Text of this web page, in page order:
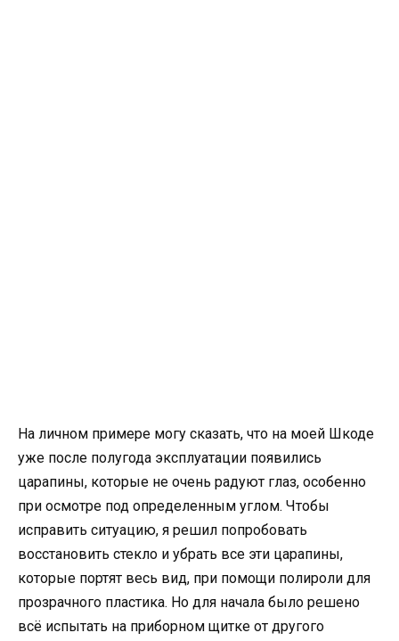
На личном примере могу сказать, что на моей Шкоде
уже после полугода эксплуатации появились
царапины, которые не очень радуют глаз, особенно
при осмотре под определенным углом. Чтобы
исправить ситуацию, я решил попробовать
восстановить стекло и убрать все эти царапины,
которые портят весь вид, при помощи полироли для
прозрачного пластика. Но для начала было решено
всё испытать на приборном щитке от другого